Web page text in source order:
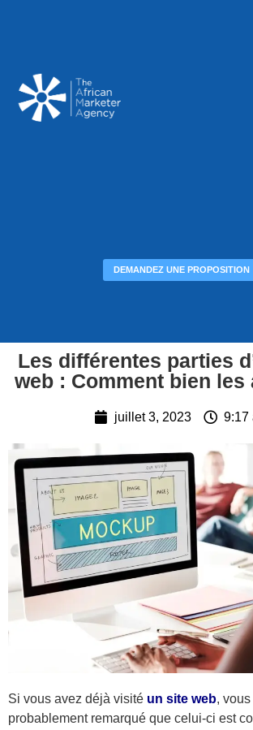
DEMANDEZ UNE PROPOSITION
Les différentes parties
web : Comment bien
juillet 3, 2023 9:17
Si vous avez déjà visité un site web,
probablement remarqué que celui-ci est